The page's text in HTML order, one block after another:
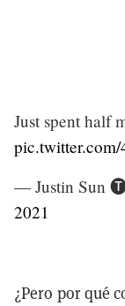
Just spent half
— Justin Sun
2021
¿Pero por qué